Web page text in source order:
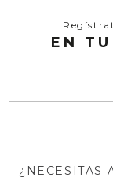
EN
¿NECESITAS